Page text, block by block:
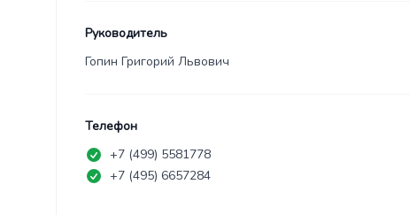
Руководитель
Гопин Григорий Львович
Телефон
+7 (499) 5581778
+7 (495) 6657284